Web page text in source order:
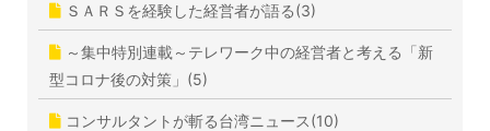
ＳＡＲＳを経験した経営者が語る(3)
～集中特別連載～テレワーク中の経営者と考える「新
型コロナ後の対策」(5)
コンサルタントが斬る台湾ニュース(10)